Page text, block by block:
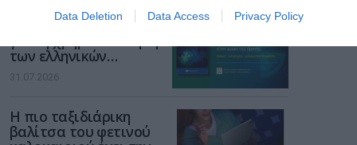
Data Deletion Data Access Privacy Policy
επανάσταση»
Νέος οδηγός του ΕΚΤ
των ελληνικών
επιχειρήσεων στον
χώρο της άμυνας
31.07.2026
Η πιο ταξιδιάρικη
βαλίτσα του φετινού